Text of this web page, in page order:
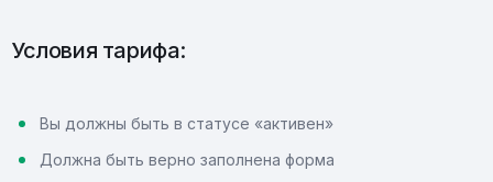
Условия тарифа:
Вы должны быть в статусе «активен»
Должна быть верно заполнена форма